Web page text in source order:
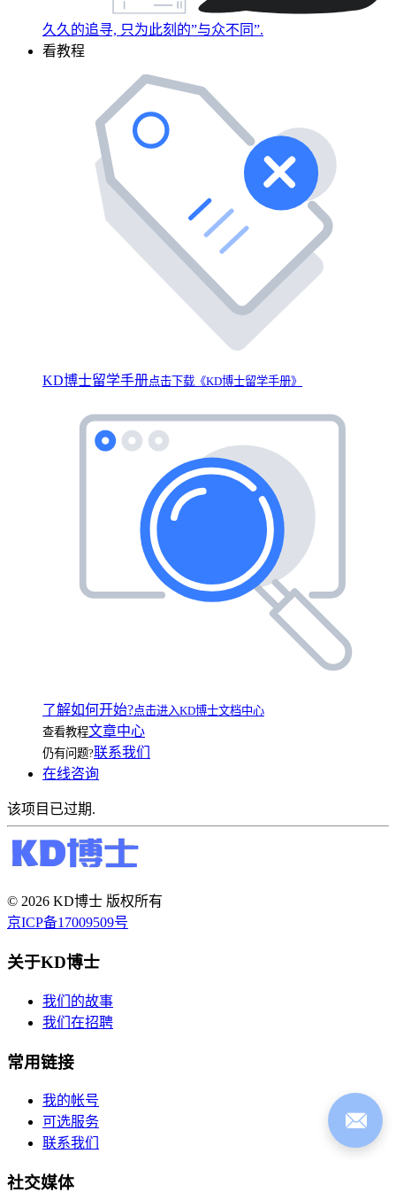
久久的追寻, 只为此刻的”与众不同”.
看教程
KD博士留学手册点击下载《KD博士留学手册》
了解如何开始?点击进入KD博士文档中心
查看教程文章中心
仍有问题?联系我们
在线咨询
该项目已过期.
© 2026 KD博士 版权所有
京ICP备17009509号
关于KD博士
我们的故事
我们在招聘
常用链接
我的帐号
可选服务
联系我们
社交媒体